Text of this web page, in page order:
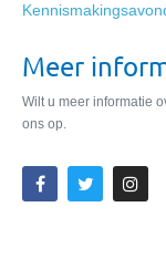
Meer
Wilt u meer informatie
ons op.